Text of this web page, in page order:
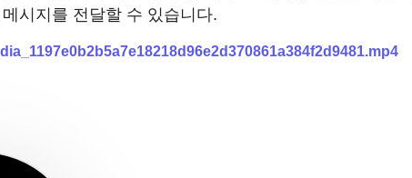
시지를 전달할 수 있습니다.